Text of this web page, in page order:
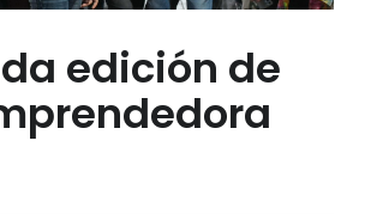
edición de